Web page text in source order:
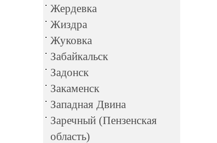
Жердевка
Жиздра
Жуковка
Забайкальск
Задонск
Закаменск
Западная Двина
Заречный (Пензенская
область)